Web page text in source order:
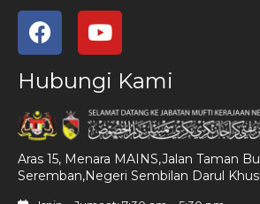
Hubungi Kami
Aras 15, Menara MAINS,Jalan Taman
Seremban,Negeri Sembilan Darul